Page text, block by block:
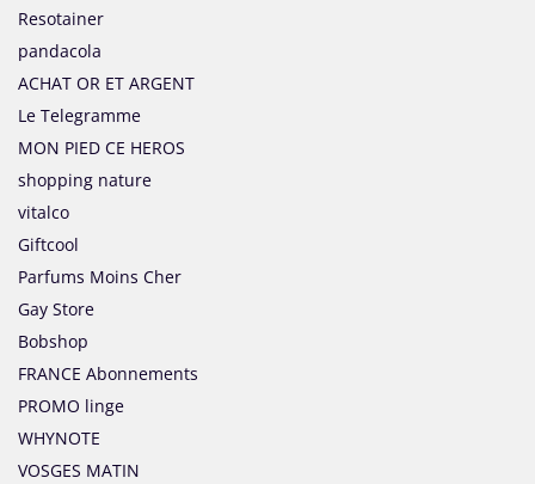
Resotainer
pandacola
ACHAT OR ET ARGENT
Le Telegramme
MON PIED CE HEROS
shopping nature
vitalco
Giftcool
Parfums Moins Cher
Gay Store
Bobshop
FRANCE Abonnements
PROMO linge
WHYNOTE
VOSGES MATIN